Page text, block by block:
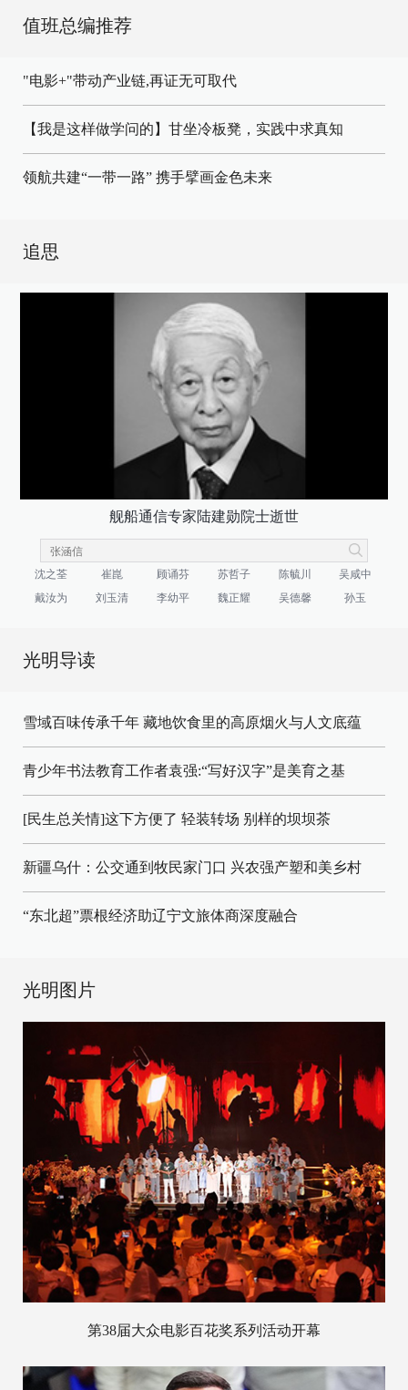
值班总编推荐
"电影+"带动产业链,再证无可取代
【我是这样做学问的】甘坐冷板凳，实践中求真知
领航共建“一带一路” 携手擘画金色未来
追思
舰船通信专家陆建勋院士逝世
沈之荃 崔崑 顾诵芬 苏哲子 陈毓川
吴咸中
戴汝为
刘玉清 李幼平 魏正耀 吴德馨 孙玉
光明导读
雪域百味传承千年 藏地饮食里的高原烟火与人文底蕴
青少年书法教育工作者袁强:“写好汉字”是美育之基
[民生总关情]这下方便了 轻装转场 别样的坝坝茶
新疆乌什：公交通到牧民家门口 兴农强产塑和美乡村
“东北超”票根经济助辽宁文旅体商深度融合
光明图片
第38届大众电影百花奖系列活动开幕